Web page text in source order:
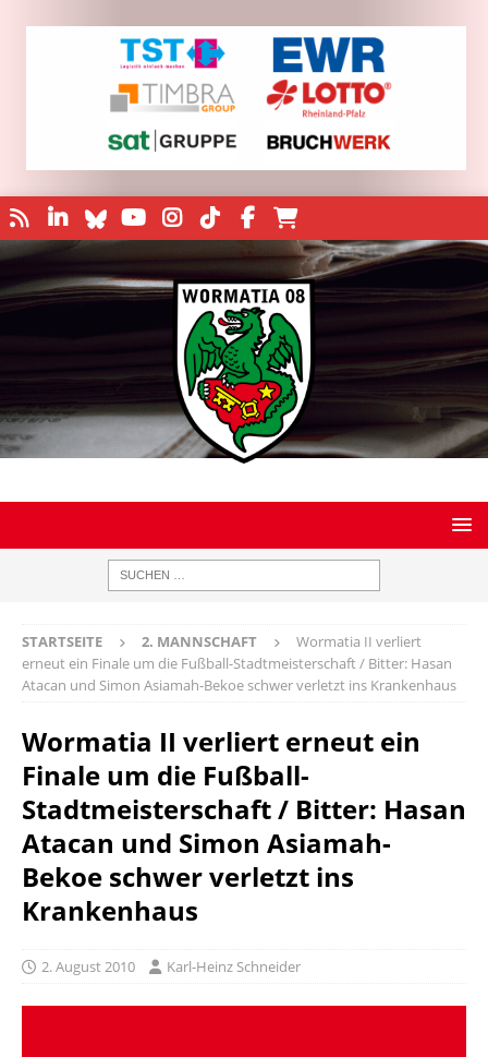
STARTSEITE 2. MANNSCHAFT
Wormatia II verliert
erneut ein Finale um die Fußball-Stadtmeisterschaft / Bitter: Hasan
Atacan und Simon Asiamah-Bekoe schwer verletzt ins Krankenhaus
Wormatia II verliert erneut ein
Finale um die Fußball-
Stadtmeisterschaft / Bitter: Hasan
Atacan und Simon Asiamah-
Bekoe schwer verletzt ins
Krankenhaus
2. August 2010 Karl-Heinz Schneider